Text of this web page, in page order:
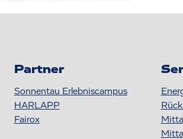
Partner
Sonnentau Erlebniscampus
HARLAPP
Fairox